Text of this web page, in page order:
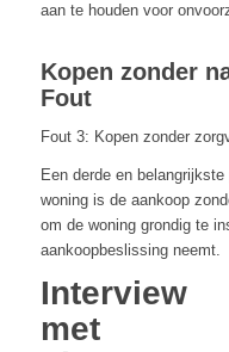
aan te houden voor
Kopen zonder
Fout
Fout 3: Kopen zonder
Een derde en
woning is de aankoop
om de woning grondig te
aankoopbeslissing neemt.
Interview
met